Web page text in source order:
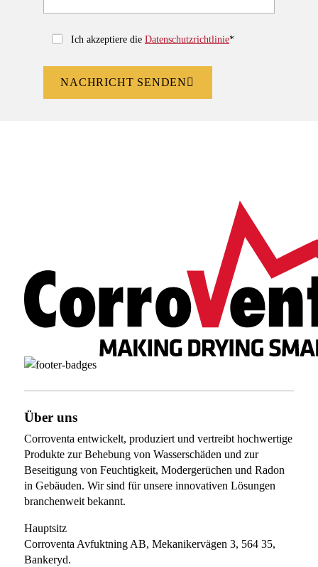
Ich akzeptiere dieDatenschutzrichtlinie*
NACHRICHT SENDEN
Über uns
Corroventa entwickelt, produziert und vertreibt hochwertige
Produkte zur Behebung von Wasserschäden und zur
Beseitigung von Feuchtigkeit, Modergerüchen und Radon
in Gebäuden. Wir sind für unsere innovativen Lösungen
branchenweit bekannt.
Hauptsitz
Corroventa Avfuktning AB, Mekanikervägen 3, 564 35,
Bankeryd.